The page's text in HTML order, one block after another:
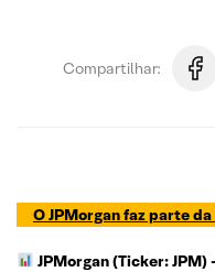
Compartilhar:
O JPMorgan faz parte
JPMorgan (Ticker: JPM)